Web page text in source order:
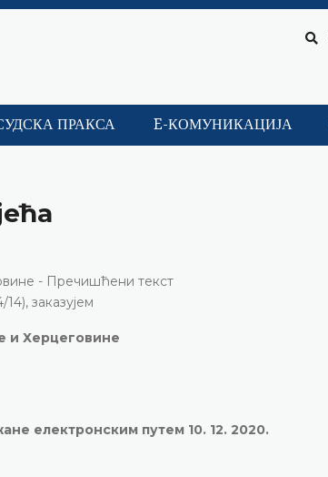
ПРАКСА E-КОМУНИКАЦИЈА
- Пречишћени текст
заказујем
и Херцеговине
електронским путем 10. 12. 2020.